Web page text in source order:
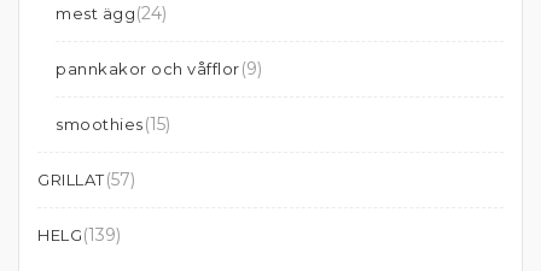
mest ägg(24)
pannkakor och våfflor(9)
smoothies(15)
GRILLAT(57)
HELG(139)